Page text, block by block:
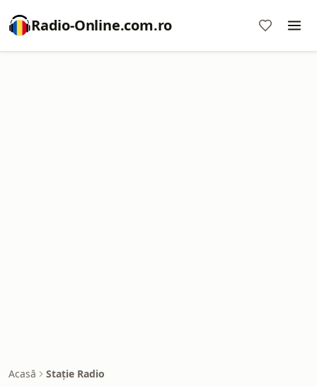
Radio-Online.com.ro
Acasă Stație Radio